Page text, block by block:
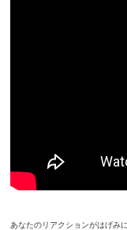
あなたのリアクションがはげみ